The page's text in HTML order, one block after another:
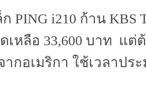
PING i210 ก้าน KBS
เหลือ 33,600 บาท แต่ต้
ากอเมริกา ใช้เวลาป